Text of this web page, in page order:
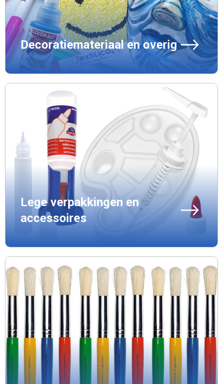
Decoratiemateriaal en overig
Lege verpakkingen en
accessoires